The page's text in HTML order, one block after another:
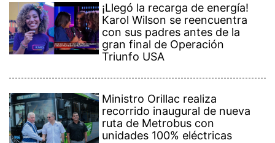
¡Llegó la recarga de energía!
Karol Wilson se reencuentra
con sus padres antes de la
gran final de Operación
Triunfo USA
Ministro Orillac realiza
recorrido inaugural de nueva
ruta de Metrobus con
unidades 100% eléctricas